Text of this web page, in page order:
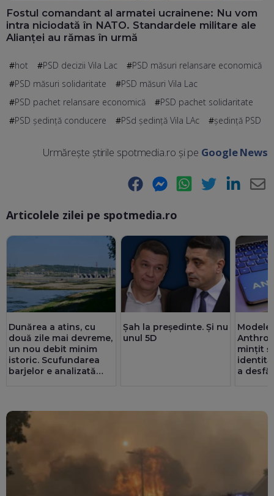
Fostul comandant al armatei ucrainene: Nu vom
intra niciodată în NATO. Standardele militare ale
Alianței au rămas în urmă
hot PSD decizii Vila Lac
PSD măsuri relansare economică
PSD măsuri solidaritate
PSD măsuri Vila Lac
PSD pachet relansare economică
PSD pachet solidaritate
PSD ședință conducere
PSd ședință Vila LAc ședință PSD
Urmărește știrile spotmedia.ro și pe Google News
Facebook Messenger WhatsApp Twitter LinkedIn
Articolele zilei pe spotmedia.ro
Dunărea a atins, cu
două zile mai devreme,
un nou debit minim
istoric. Scufundarea
barjelor e analizată
Șah la președinte. Și nu
unul 5D
mințit
a